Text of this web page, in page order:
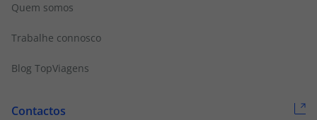
Quem somos
Trabalhe connosco
Blog TopViagens
Contactos